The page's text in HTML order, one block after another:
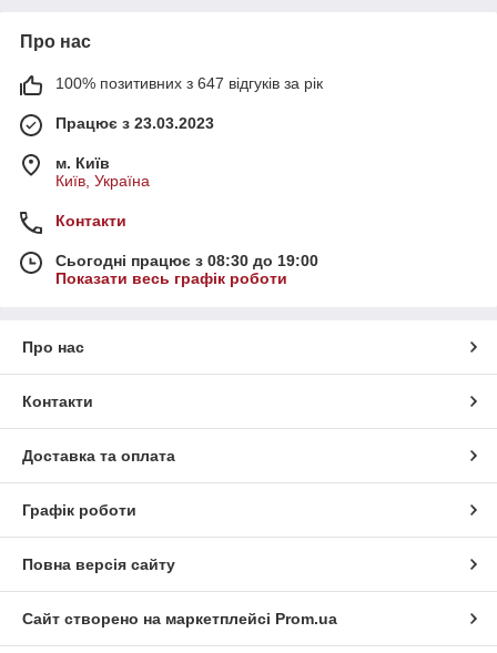
Про нас
100% позитивних з 647 відгуків за рік
Працює з 23.03.2023
м. Київ
Київ, Україна
Контакти
Сьогодні працює з 08:30 до 19:00
Показати весь графік роботи
Про нас
Контакти
Доставка та оплата
Графік роботи
Повна версія сайту
Сайт створено на маркетплейсі Prom.ua